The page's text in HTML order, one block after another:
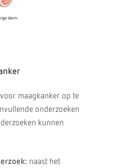
maagkanker op te
onderzoeken
kunnen
naast het